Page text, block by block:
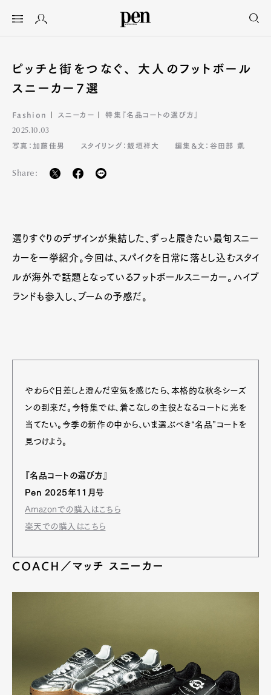
ピッチと街をつなぐ、 大人のフットボール
スニーカー7選
Fashion スニーカー 特集『名品コートの選び方』
2025.10.03
写真：加藤佳男
スタイリング：飯垣祥大 編集&文：谷田部 凱
Share:
選りすぐりのデザインが集結した、ずっと履きたい最旬スニー
カーを一挙紹介。今回は、スパイクを日常に落とし込むスタイ
ルが海外で話題となっているフットボールスニーカー。ハイブ
ランドも参入し、ブームの予感だ。
やわらぐ日差しと澄んだ空気を感じたら、本格的な秋冬シーズ
ンの到来だ。今特集では、着こなしの主役となるコートに光を
当てたい。今季の新作の中から、いま選ぶべき“名品”コートを
見つけよう。
『名品コートの選び方』
Pen 2025年11月号
Amazonでの購入はこちら
楽天での購入はこちら
COACH／マッチ スニーカー